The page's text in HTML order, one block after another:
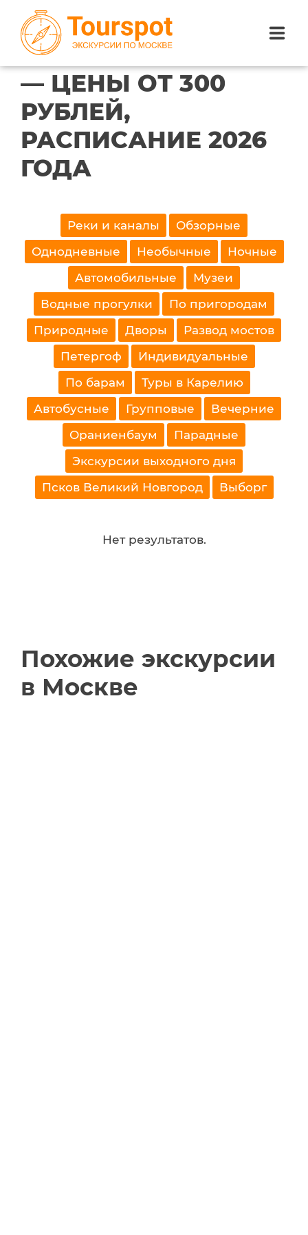
ЭКСКУРСИИ ПО САНКТ-ПЕТЕРБУРГУ
ЭКСКУРСИИ ПО МОСКВЕ
ЭКСКУРСИИ ПО СОЧИ
ЭКСКУРСИИ В
САНКТ-ПЕТЕРБУРГЕ
— ЦЕНЫ ОТ 300
РУБЛЕЙ,
РАСПИСАНИЕ 2026
ГОДА
Реки и каналы
Обзорные
Однодневные
Необычные
Ночные
Автомобильные
Музеи
Водные прогулки
По пригородам
Природные
Дворы
Развод мостов
Петергоф
Индивидуальные
По барам
Туры в Карелию
Автобусные
Групповые
Вечерние
Ораниенбаум
Парадные
Экскурсии выходного дня
Псков Великий Новгород
Выборг
Нет результатов.
Похожие экскурсии
в Москве